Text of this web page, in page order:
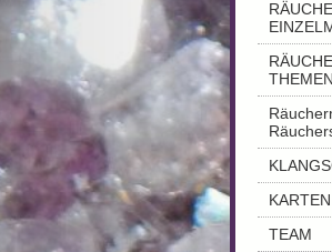
KARTEN
TEAM